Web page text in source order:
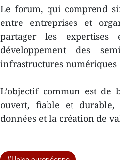
Le forum, qui comprend
entre entreprises et
partager les
développement des
infrastructures numériques
L’objectif commun est de
ouvert, fiable et
données et la création de